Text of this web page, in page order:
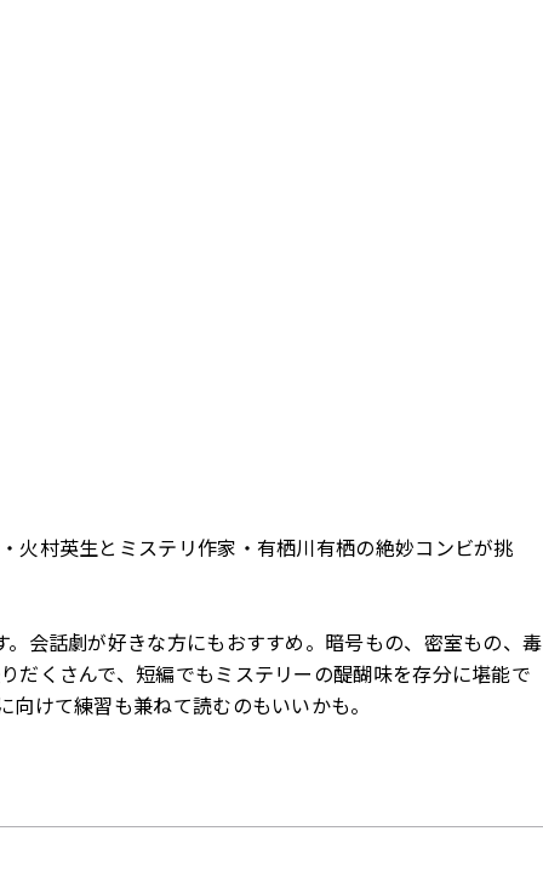
火村英生とミステリ作家・有栖川有栖の絶妙コンビが挑
会話劇が好きな方にもおすすめ。暗号もの、密室もの、毒
だくさんで、短編でもミステリーの醍醐味を存分に堪能で
けて練習も兼ねて読むのもいいかも。